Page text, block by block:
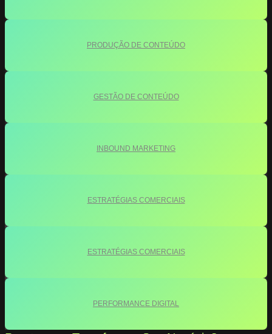
PRODUÇÃO DE CONTEÚDO
GESTÃO DE CONTEÚDO
INBOUND MARKETING
ESTRATÉGIAS COMERCIAIS
ESTRATÉGIAS COMERCIAIS
PERFORMANCE DIGITAL